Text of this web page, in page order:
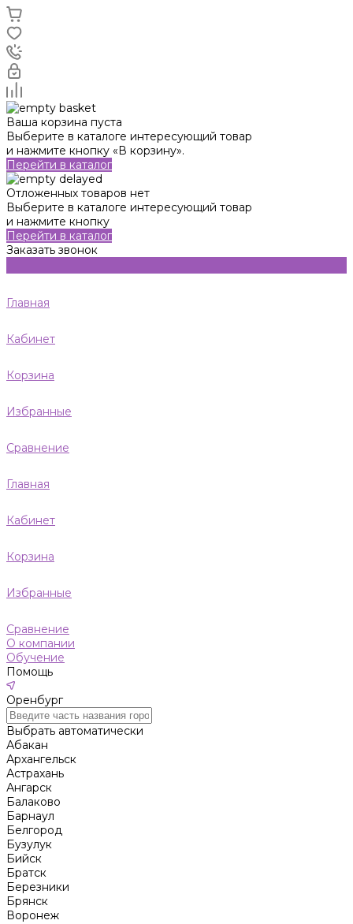
Ваша корзина пуста
Выберите в каталоге интересующий товар
и нажмите кнопку «В корзину».
Перейти в каталог
Отложенных товаров нет
Выберите в каталоге интересующий товар
и нажмите кнопку
Перейти в каталог
Заказать звонок
Главная
Кабинет
Корзина
Избранные
Сравнение
Главная
Кабинет
Корзина
Избранные
Сравнение
О компании
Обучение
Помощь
Оренбург
Выбрать автоматически
Абакан
Архангельск
Астрахань
Ангарск
Балаково
Барнаул
Белгород
Бузулук
Бийск
Братск
Березники
Брянск
Воронеж